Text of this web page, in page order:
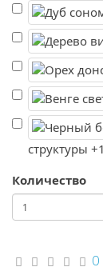
структуры
Количество
0